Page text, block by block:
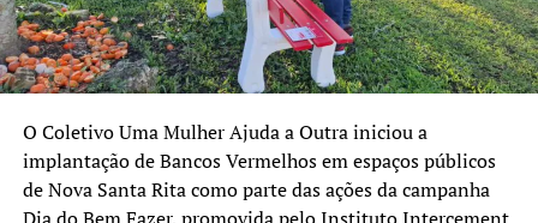
O Coletivo Uma Mulher Ajuda a Outra iniciou a
implantação de Bancos Vermelhos em espaços públicos
de Nova Santa Rita como parte das ações da campanha